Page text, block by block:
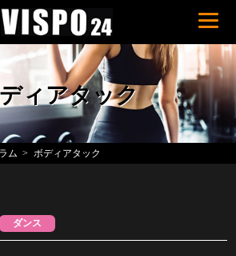
ィアタック
ム ボディアタック
ダンス